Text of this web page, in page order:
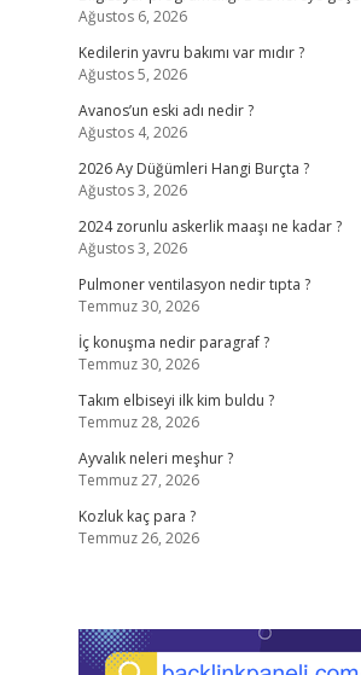
Ağustos 6, 2026
Kedilerin yavru bakımı var mıdır ?
Ağustos 5, 2026
Avanos’un eski adı nedir ?
Ağustos 4, 2026
2026 Ay Düğümleri Hangi Burçta ?
Ağustos 3, 2026
2024 zorunlu askerlik maaşı ne kadar ?
Ağustos 3, 2026
Pulmoner ventilasyon nedir tıpta ?
Temmuz 30, 2026
İç konuşma nedir paragraf ?
Temmuz 30, 2026
Takım elbiseyi ilk kim buldu ?
Temmuz 28, 2026
Ayvalık neleri meşhur ?
Temmuz 27, 2026
Kozluk kaç para ?
Temmuz 26, 2026